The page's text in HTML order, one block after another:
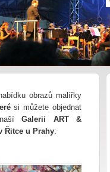
obrazů malířky
si můžete objednat
Galerii ART &
Řitce u Prahy: